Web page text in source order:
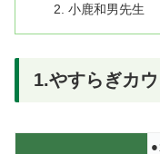
小鹿和男先生
1.やすらぎカ